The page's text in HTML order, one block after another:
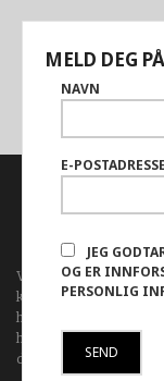
PARTNERE
FRAKT
Vår nettbutikk bruker
kjøpsopplevelse og vi
hovedsaklig til å lagre
handlekurven din.
dette.
Les mereller
MELD DEG
NAVN
E-POSTADRESSE
JEG
OG ER
PERSONLIG